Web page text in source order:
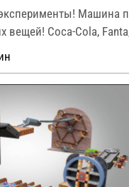
Машина
вещей! Coca-Cola,